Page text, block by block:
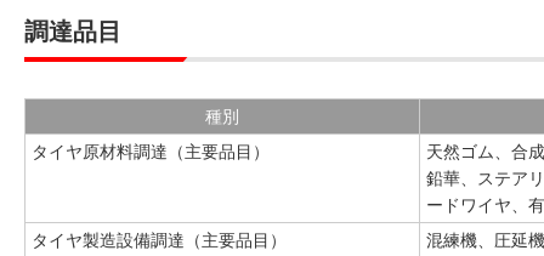
調達品目
種別
タイヤ原材料調達（主要品目）
天然ゴム、合
鉛華、ステア
ードワイヤ、
タイヤ製造設備調達（主要品目）
混練機、圧延